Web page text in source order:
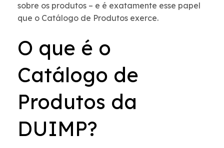
sobre os produtos – e é exatamente esse papel
que o Catálogo de Produtos exerce.
O que é o
Catálogo de
Produtos da
DUIMP?